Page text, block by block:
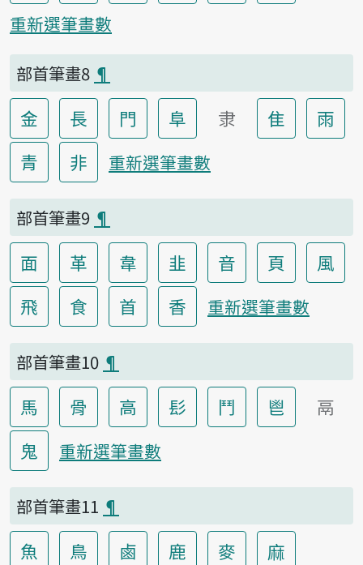
重新選筆畫數
部首筆畫8 ¶
金 長 門 阜 隶 隹
雨
青
非 重新選筆畫數
部首筆畫9 ¶
面 革 韋 韭 音 頁
風
飛
食 首 香 重新選筆畫數
部首筆畫10 ¶
馬 骨 高 髟 鬥 鬯
鬲
鬼
重新選筆畫數
部首筆畫11 ¶
魚 鳥 鹵 鹿 麥 麻